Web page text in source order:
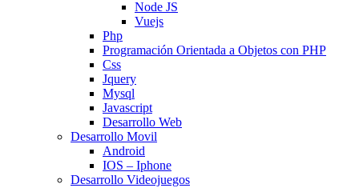
Node JS
Vuejs
Php
Programación Orientada a Objetos con PHP
Css
Jquery
Mysql
Javascript
Desarrollo Web
Desarrollo Movil
Android
IOS – Iphone
Desarrollo Videojuegos